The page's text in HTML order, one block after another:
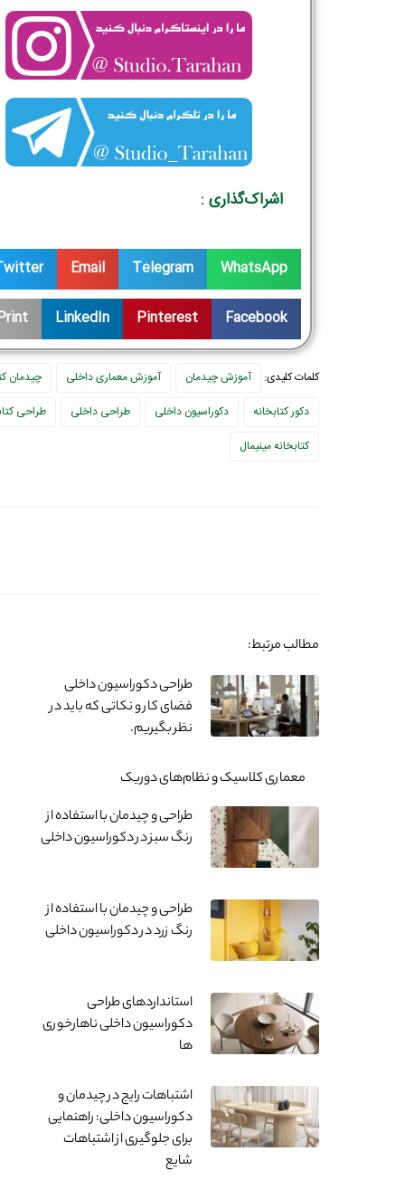
اشراک‌گذاری :
WhatsApp
Telegram
Email
Facebook
Pinterest
LinkedIn
کلمات کلیدی: آموزش چیدمان آموزش معماری داخلی
چیدمان
دکور کتابخانه
دکوراسیون داخلی طراحی داخلی
طراحی
کتابخانه مینیمال
مطالب مرتبط:
طراحی دکوراسیون داخلی
فضای کار و نکاتی که باید در
نظر بگیریم.
معماری کلاسیک و نظام‌های دوریک
طراحی و چیدمان با استفاده از
رنگ سبز در دکوراسیون داخلی
طراحی و چیدمان با استفاده از
رنگ زرد در دکوراسیون داخلی
استانداردهای طراحی
دکوراسیون داخلی ناهارخوری
ها
اشتباهات رایج در چیدمان و
دکوراسیون داخلی: راهنمایی
برای جلوگیری از اشتباهات
شایع